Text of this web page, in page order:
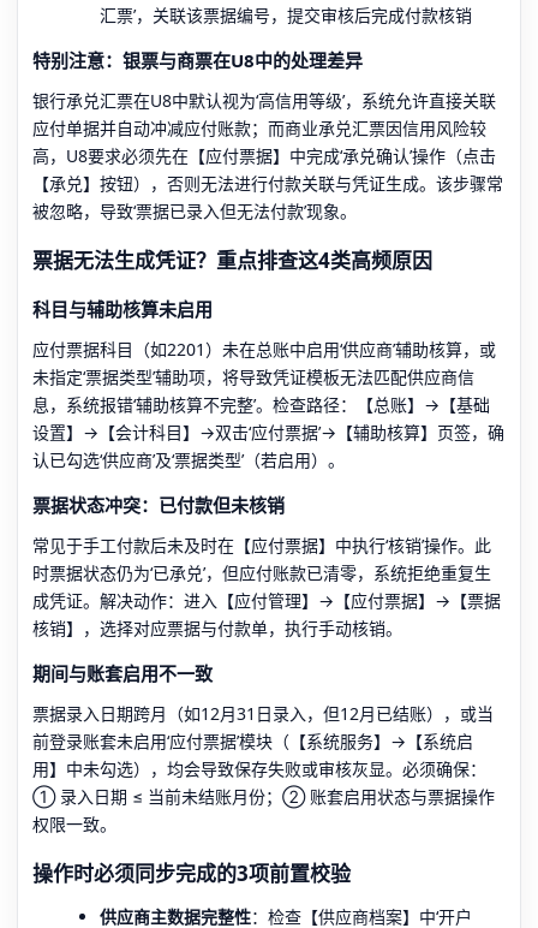
汇票’，关联该票据编号，提交审核后完成付款核销
特别注意：银票与商票在U8中的处理差异
银行承兑汇票在U8中默认视为‘高信用等级’，系统允许直接关联
应付单据并自动冲减应付账款；而商业承兑汇票因信用风险较
高，U8要求必须先在【应付票据】中完成‘承兑确认’操作（点击
【承兑】按钮），否则无法进行付款关联与凭证生成。该步骤常
被忽略，导致‘票据已录入但无法付款’现象。
票据无法生成凭证？重点排查这4类高频原因
科目与辅助核算未启用
应付票据科目（如2201）未在总账中启用‘供应商’辅助核算，或
未指定‘票据类型’辅助项，将导致凭证模板无法匹配供应商信
息，系统报错‘辅助核算不完整’。检查路径：【总账】→【基础
设置】→【会计科目】→双击‘应付票据’→【辅助核算】页签，确
认已勾选‘供应商’及‘票据类型’（若启用）。
票据状态冲突：已付款但未核销
常见于手工付款后未及时在【应付票据】中执行‘核销’操作。此
时票据状态仍为‘已承兑’，但应付账款已清零，系统拒绝重复生
成凭证。解决动作：进入【应付管理】→【应付票据】→【票据
核销】，选择对应票据与付款单，执行手动核销。
期间与账套启用不一致
票据录入日期跨月（如12月31日录入，但12月已结账），或当
前登录账套未启用‘应付票据’模块（【系统服务】→【系统启
用】中未勾选），均会导致保存失败或审核灰显。必须确保：
① 录入日期 ≤ 当前未结账月份；② 账套启用状态与票据操作
权限一致。
操作时必须同步完成的3项前置校验
供应商主数据完整性：检查【供应商档案】中‘开户